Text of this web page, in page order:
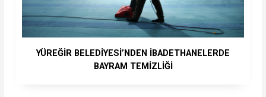
YÜREĞİR BELEDİYESİ’NDEN İBADETHANELERDE
BAYRAM TEMİZLİĞİ